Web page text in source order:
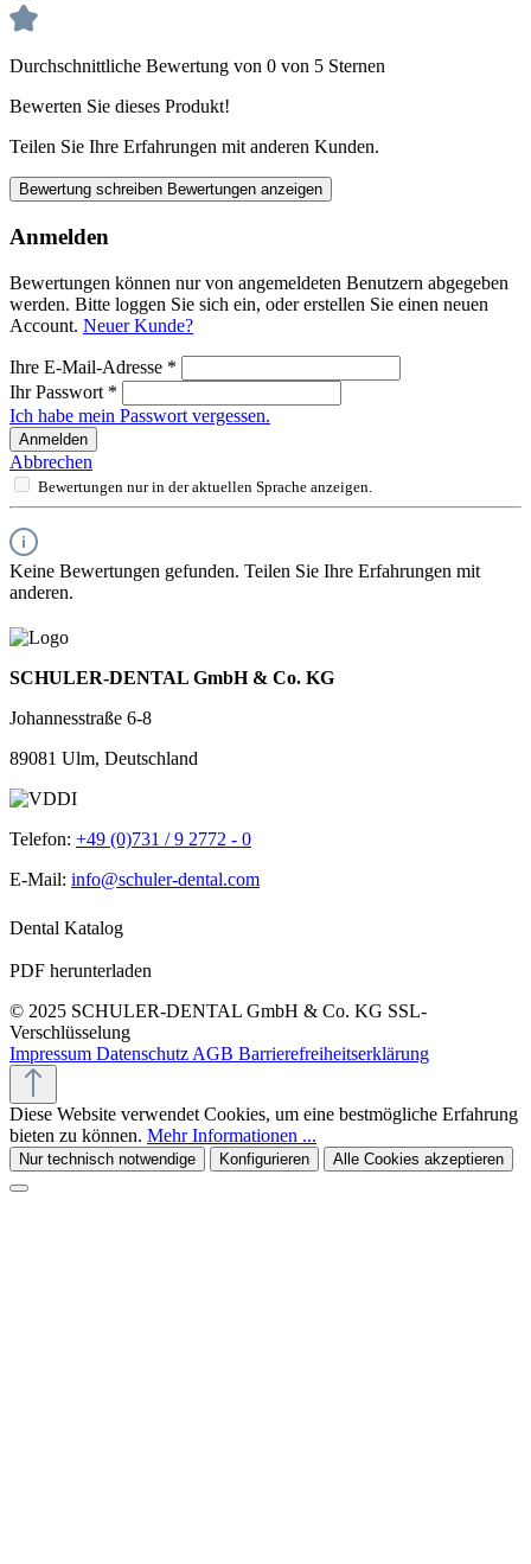
Durchschnittliche Bewertung von 0 von 5 Sternen
Bewerten Sie dieses Produkt!
Teilen Sie Ihre Erfahrungen mit anderen Kunden.
Bewertung schreiben Bewertungen anzeigen
Anmelden
Bewertungen können nur von angemeldeten Benutzern abgegeben
werden. Bitte loggen Sie sich ein, oder erstellen Sie einen neuen
Account. Neuer Kunde?
Ihre E-Mail-Adresse *
Ihr Passwort *
Ich habe mein Passwort vergessen.
Anmelden
Abbrechen
Bewertungen nur in der aktuellen Sprache anzeigen.
Keine Bewertungen gefunden. Teilen Sie Ihre Erfahrungen mit
anderen.
SCHULER-DENTAL GmbH & Co. KG
Johannesstraße 6-8
89081 Ulm, Deutschland
Telefon: +49 (0)731 / 9 2772 - 0
E-Mail: info@schuler-dental.com
Dental Katalog
PDF herunterladen
© 2025 SCHULER-DENTAL GmbH & Co. KG SSL-
Verschlüsselung
Impressum Datenschutz AGB Barrierefreiheitserklärung
Diese Website verwendet Cookies, um eine bestmögliche Erfahrung
bieten zu können. Mehr Informationen ...
Nur technisch notwendige Konfigurieren Alle Cookies akzeptieren